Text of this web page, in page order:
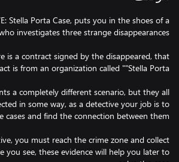
Stella Porta Case, puts you in the shoes of a
is a contract signed by the disappeared, that
a completely different scenario, but they all
in some way, as a detective your job is to
you must reach the crime zone and collect
you see, these evidence will help you later to